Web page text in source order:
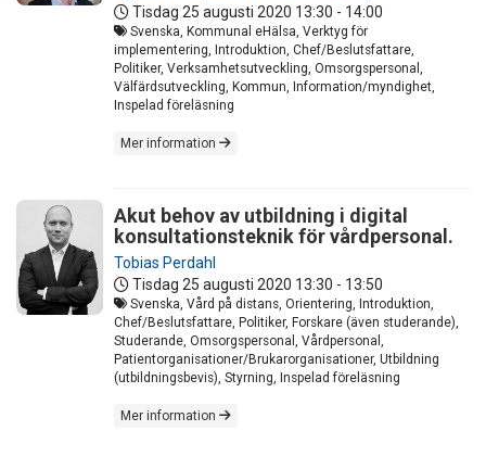
Tisdag 25 augusti 2020 13:30 - 14:00
Svenska, Kommunal eHälsa, Verktyg för
implementering, Introduktion, Chef/Beslutsfattare,
Politiker, Verksamhetsutveckling, Omsorgspersonal,
Välfärdsutveckling, Kommun, Information/myndighet,
Inspelad föreläsning
Mer information
Akut behov av utbildning i digital
konsultationsteknik för vårdpersonal.
Tobias Perdahl
Tisdag 25 augusti 2020 13:30 - 13:50
Svenska, Vård på distans, Orientering, Introduktion,
Chef/Beslutsfattare, Politiker, Forskare (även studerande),
Studerande, Omsorgspersonal, Vårdpersonal,
Patientorganisationer/Brukarorganisationer, Utbildning
(utbildningsbevis), Styrning, Inspelad föreläsning
Mer information